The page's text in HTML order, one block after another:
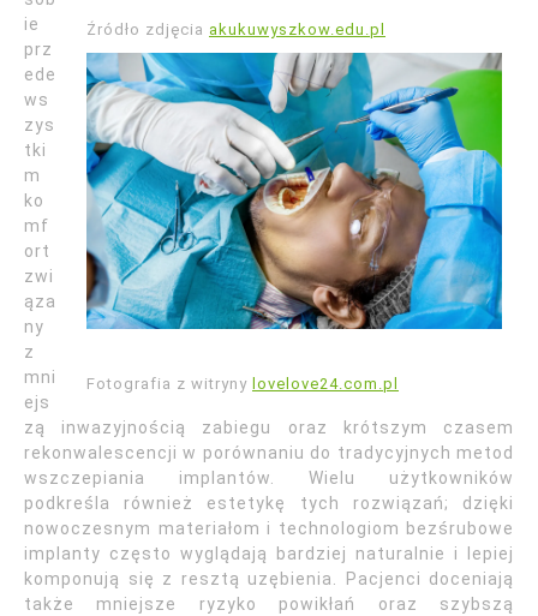
Źródło zdjęcia akukuwyszkow.edu.pl
Fotografia z witryny lovelove24.com.pl
ie
prz
ede
ws
zys
tki
m
ko
mf
ort
zwi
ąza
ny
z
mni
ejs
zą inwazyjnością zabiegu oraz krótszym czasem
rekonwalescencji w porównaniu do tradycyjnych metod
wszczepiania implantów. Wielu użytkowników
podkreśla również estetykę tych rozwiązań; dzięki
nowoczesnym materiałom i technologiom bezśrubowe
implanty często wyglądają bardziej naturalnie i lepiej
komponują się z resztą uzębienia. Pacjenci doceniają
także mniejsze ryzyko powikłań oraz szybszą